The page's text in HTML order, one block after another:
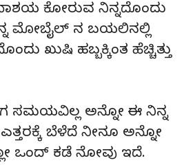
ಕೋರುವ ನಿನ್ನದೊಂದು
ಮೋಬೈಲ್ ನ ಬಯಲಿನಲ್ಲಿ
ಖುಷಿ ಹಬ್ಬಕ್ಕಿಂತ ಹೆಚ್ಚಿತ್ತು
ಸಮಯವಿಲ್ಲ ಅನ್ನೋ ಈ ನಿನ್ನ
ಬೆಳೆದೆ ನೀನೂ ಅನ್ನೋ
ಒಂದ್ ಕಡೆ ನೋವು ಇದೆ.